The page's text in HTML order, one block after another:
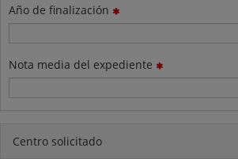
Año de finalización
Nota media del expediente
Centro solicitado